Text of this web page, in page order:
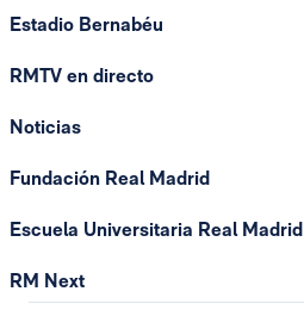
Estadio Bernabéu
RMTV en directo
Noticias
Fundación Real Madrid
Escuela Universitaria Real Madrid
RM Next